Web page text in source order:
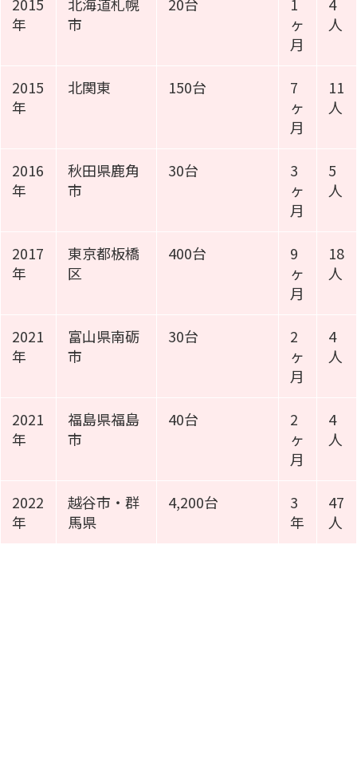
2015
年
北海道札幌
市
20台
1
ヶ
月
4
人
2015
年
北関東 150台
7
ヶ
月
11
人
2016
年
秋田県鹿角
市
30台
3
ヶ
月
5
人
2017
年
東京都板橋
区
400台
9
ヶ
月
18
人
2021
年
富山県南砺
市
30台
2
ヶ
月
4
人
2021
年
福島県福島
市
40台
2
ヶ
月
4
人
2022
年
越谷市・群
馬県
4,200台
3
年
47
人